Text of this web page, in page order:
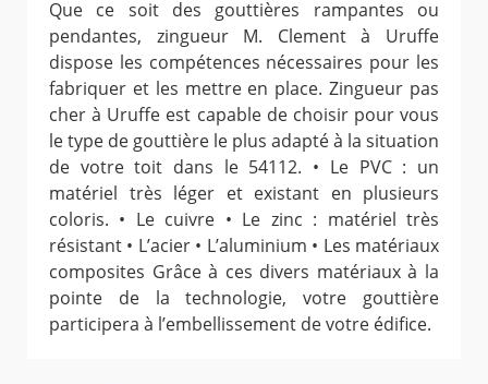
Que ce soit des gouttières rampantes ou
pendantes, zingueur M. Clement à Uruffe
dispose les compétences nécessaires pour les
fabriquer et les mettre en place. Zingueur pas
cher à Uruffe est capable de choisir pour vous
le type de gouttière le plus adapté à la situation
de votre toit dans le 54112. • Le PVC : un
matériel très léger et existant en plusieurs
coloris. • Le cuivre • Le zinc : matériel très
résistant • L’acier • L’aluminium • Les matériaux
composites Grâce à ces divers matériaux à la
pointe de la technologie, votre gouttière
participera à l’embellissement de votre édifice.